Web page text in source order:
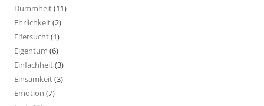
Dummheit(11)
Ehrlichkeit(2)
Eifersucht(1)
Eigentum (6)
Einfachheit(3)
Einsamkeit(3)
Emotion (7)